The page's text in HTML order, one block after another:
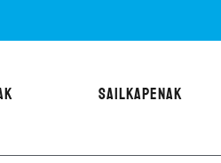
SAILKAPENAK